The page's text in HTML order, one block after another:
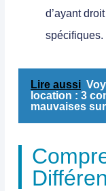
d’ayant
spécifiques.
Lire aussi
location : 3
mauvaises